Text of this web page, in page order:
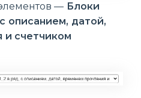
— Блоки
описанием, датой,
и счетчиком